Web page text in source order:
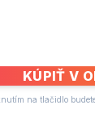
KÚPIŤ V
na tlačidlo